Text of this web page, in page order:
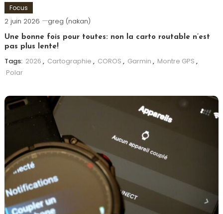
Focus
2 juin 2026 greg (nakan)
Une bonne fois pour toutes: non la carto routable n’est
pas plus lente!
Tags: 2026 , Cartographie , COROS , Garmin , Montre GPS ,
Polar